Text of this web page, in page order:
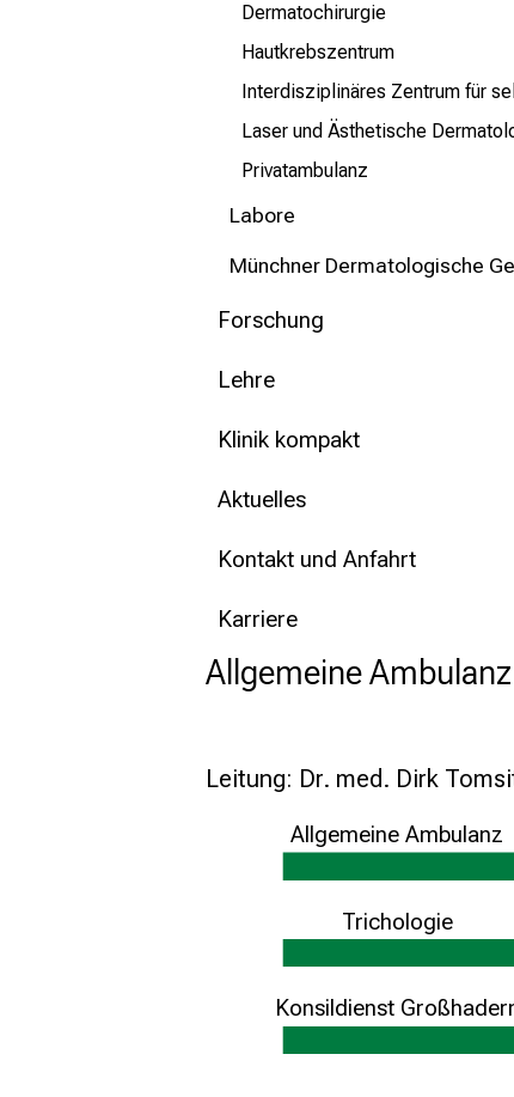
Dermatochirurgie
Hautkrebszentrum
Interdisziplinäres Zentrum für
Laser und Ästhetische
Privatambulanz
Labore
Münchner Dermatologische
Forschung
Lehre
Klinik kompakt
Aktuelles
Kontakt und Anfahrt
Karriere
Allgemeine Ambulanz
Leitung: Dr. med. Dirk
Allgemeine Ambulanz
Trichologie
Konsildienst